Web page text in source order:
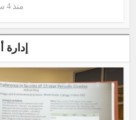
منذ 4 سنوات
إدارة